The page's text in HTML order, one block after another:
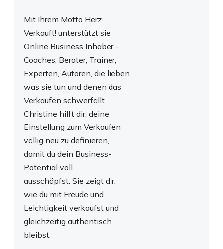
Mit Ihrem Motto Herz
Verkauft! unterstützt sie
Online Business Inhaber -
Coaches, Berater, Trainer,
Experten, Autoren, die lieben
was sie tun und denen das
Verkaufen schwerfällt.
Christine hilft dir, deine
Einstellung zum Verkaufen
völlig neu zu definieren,
damit du dein Business-
Potential voll
ausschöpfst. Sie zeigt dir,
wie du mit Freude und
Leichtigkeit verkaufst und
gleichzeitig authentisch
bleibst.